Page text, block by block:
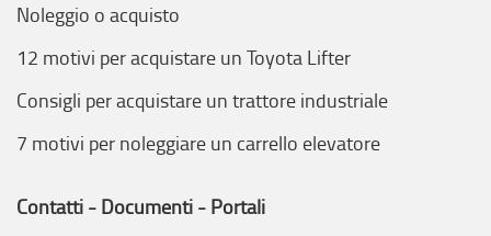
Noleggio o acquisto
12 motivi per acquistare un Toyota Lifter
Consigli per acquistare un trattore industriale
7 motivi per noleggiare un carrello elevatore
Contatti - Documenti - Portali